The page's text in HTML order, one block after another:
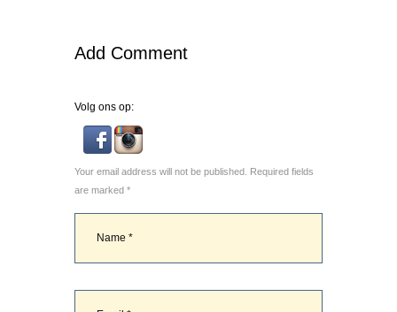
Add Comment
Volg ons op:
Your email address will not be published. Required fields
are marked *